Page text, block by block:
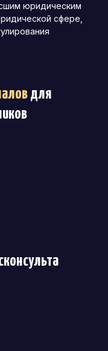
юридическим
сфере,
для